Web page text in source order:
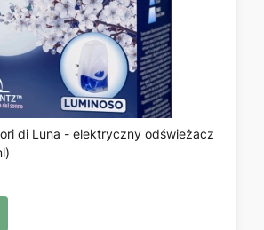
di Luna - elektryczny odświeżacz